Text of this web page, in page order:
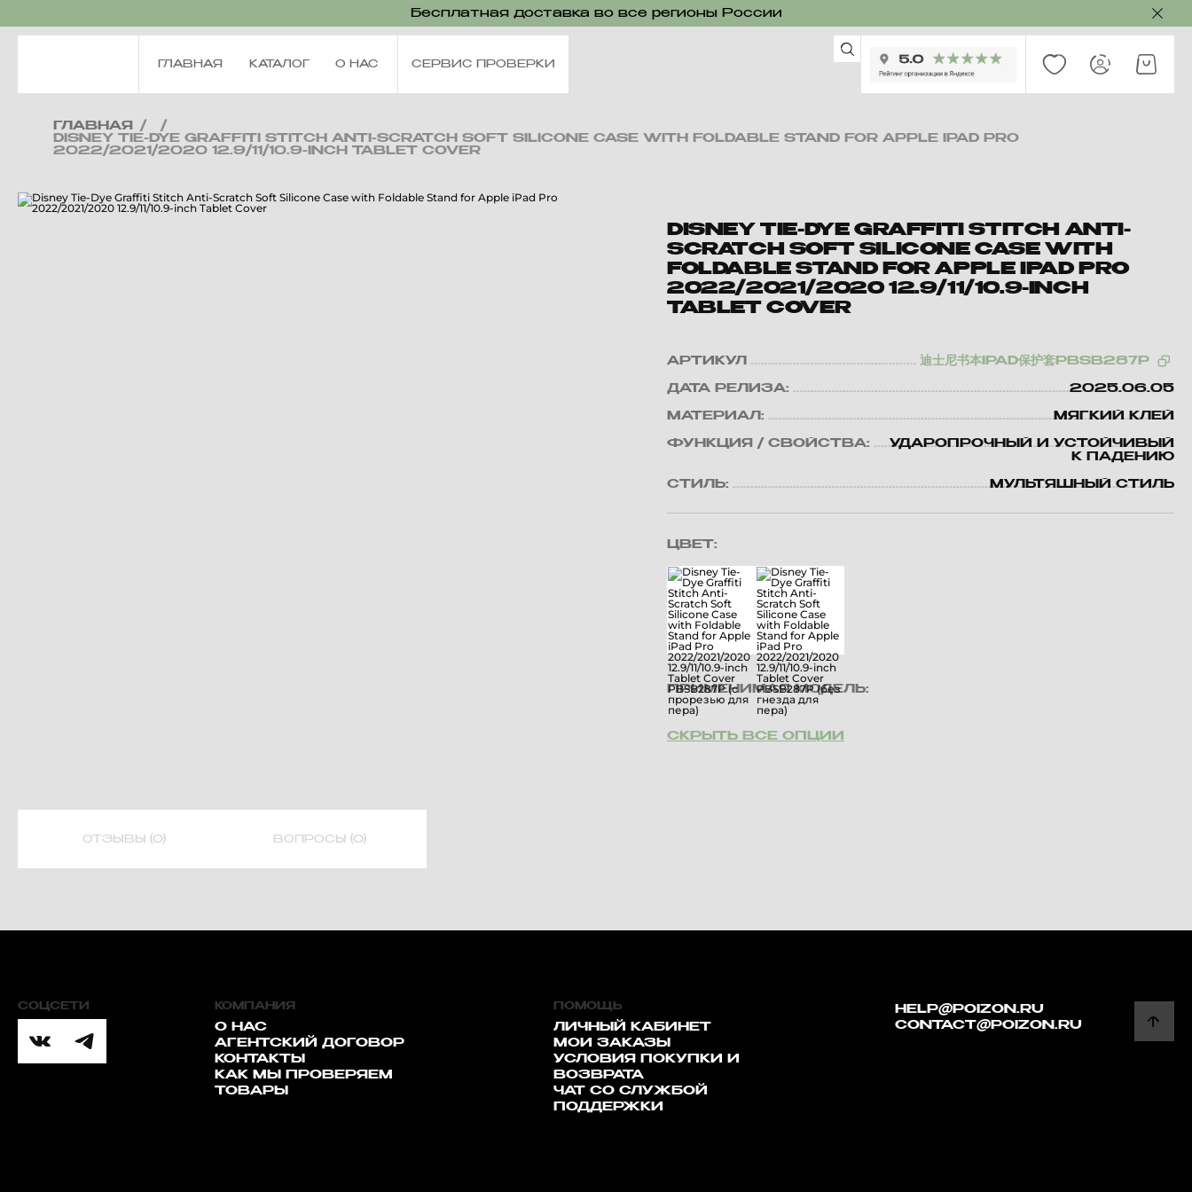
Бесплатная доставка во все регионы России
ГЛАВНАЯ КАТАЛОГ О НАС СЕРВИС ПРОВЕРКИ
ГЛАВНАЯ /
/
DISNEY TIE-DYE GRAFFITI STITCH ANTI-SCRATCH SOFT SILICONE CASE WITH FOLDABLE STAND FOR APPLE IPAD PRO
2022/2021/2020 12.9/11/10.9-INCH TABLET COVER
DISNEY TIE-DYE GRAFFITI STITCH ANTI-
SCRATCH SOFT SILICONE CASE WITH
FOLDABLE STAND FOR APPLE IPAD PRO
2022/2021/2020 12.9/11/10.9-INCH
TABLET COVER
АРТИКУЛ 迪士尼书本IPAD保护套PBSB287P
ДАТА РЕЛИЗА: 2025.06.05
МАТЕРИАЛ: МЯГКИЙ КЛЕЙ
ФУНКЦИЯ / СВОЙСТВА:
УДАРОПРОЧНЫЙ И УСТОЙЧИВЫЙ
К ПАДЕНИЮ
СТИЛЬ: МУЛЬТЯШНЫЙ СТИЛЬ
ЦВЕТ:
ПРИМЕНИМАЯ МОДЕЛЬ:
СКРЫТЬ ВСЕ ОПЦИИ
ОТЗЫВЫ (0) ВОПРОСЫ (0)
СОЦСЕТИ КОМПАНИЯ
О НАС
АГЕНТСКИЙ ДОГОВОР
КОНТАКТЫ
КАК МЫ ПРОВЕРЯЕМ
ТОВАРЫ
HELP@POIZON.RU
CONTACT@POIZON.RU
ПОМОЩЬ
ЛИЧНЫЙ КАБИНЕТ
МОИ ЗАКАЗЫ
УСЛОВИЯ ПОКУПКИ И
ВОЗВРАТА
ЧАТ СО СЛУЖБОЙ
ПОДДЕРЖКИ